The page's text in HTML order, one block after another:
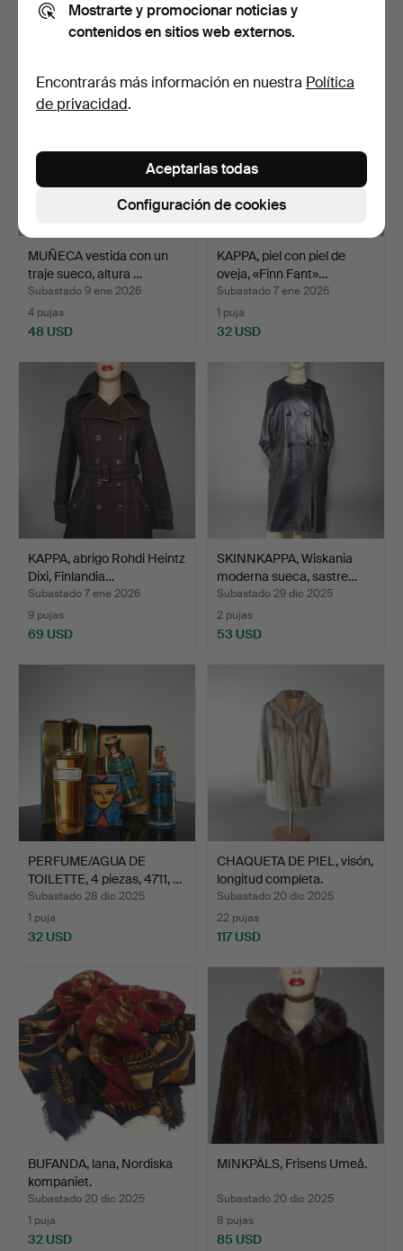
3 pujas
53 USD
29 pujas
224 USD
MUÑECA vestida con un
traje sueco, altura …
Subastado 9 ene 2026
4 pujas
48 USD
KAPPA, piel con piel de
oveja, «Finn Fant»…
Subastado 7 ene 2026
1 puja
32 USD
KAPPA, abrigo Rohdi Heintz
Dixi, Finlandia…
Subastado 7 ene 2026
9 pujas
69 USD
SKINNKAPPA, Wiskania
moderna sueca, sastre…
Subastado 29 dic 2025
2 pujas
53 USD
PERFUME/AGUA DE
TOILETTE, 4 piezas, 4711, …
Subastado 28 dic 2025
1 puja
32 USD
CHAQUETA DE PIEL, visón,
longitud completa.
Subastado 20 dic 2025
22 pujas
117 USD
BUFANDA, lana, Nordiska
kompaniet.
Subastado 20 dic 2025
1 puja
32 USD
MINKPÄLS, Frisens Umeå.
Subastado 20 dic 2025
8 pujas
85 USD
Mostrarte y promocionar noticias y
contenidos en sitios web externos.
Encontrarás más información en nuestra Política
de privacidad.
Configuración de cookies
Aceptarlas todas